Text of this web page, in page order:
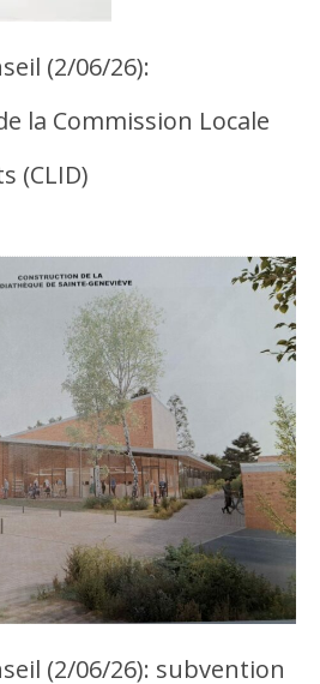
(2/06/26):
la Commission Locale
(CLID)
(2/06/26): subvention